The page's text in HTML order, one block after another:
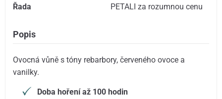
Řada
PETALI za rozumnou cenu
Popis
Ovocná vůně s tóny rebarbory, červeného ovoce a
vanilky.
Doba hoření až 100 hodin